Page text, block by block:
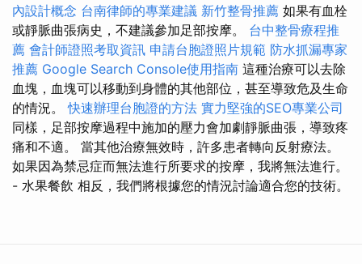
內設計概念 台南律師的專業建議 新竹整骨推薦 如果有血栓
或靜脈曲張病史，不建議參加足部按摩。 台中整骨療程推
薦 會計師證照考取資訊 申請台胞證照片規範 防水抓漏專家
推薦 Google Search Console使用指南 這種治療可以去除
血塊，血塊可以移動到身體的其他部位，甚至導致危及生命
的情況。快速辦理台胞證的方法 實力堅強的SEO專業公司
同樣，足部按摩過程中施加的壓力會加劇靜脈曲張，導致疼
痛和不適。 當其他治療無效時，許多患者轉向反射療法。
如果因為禁忌症而無法進行所要求的按摩，我將無法進行。
- 水果餐飲 相反，我們將根據您的情況討論適合您的技術。